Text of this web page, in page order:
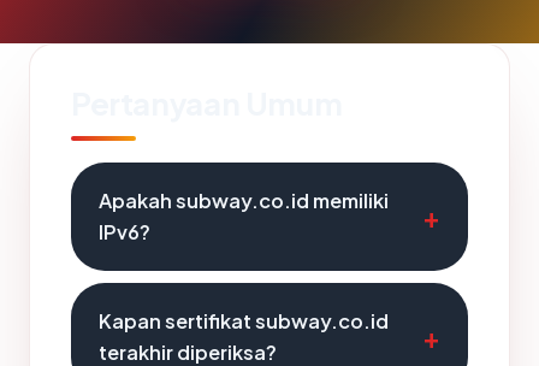
Apakah subway.co.id memiliki
IPv6?
Kapan sertifikat subway.co.id
terakhir diperiksa?